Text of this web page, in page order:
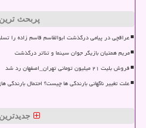
پربحث
عراقچی در پیامی درگذشت ابوالقاسم قاسم زاده را
مریم همتیان بازیگر جوان سینما و تئاتر درگذشت
فروش بلیت ۲۱ میلیون تومانی تهران_اصفهان رد شد
علت تغییر ناگهانی بارندگی ها چیست؟ احتمال بارندگی